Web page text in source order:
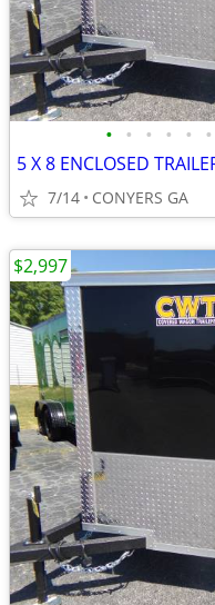
• • • • • •
7/14 CONYERS GA
$2,997